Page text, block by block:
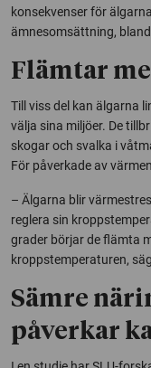
konsekvenser för
ämnesomsättning,
Flämtar
Till viss del kan älgarna
välja sina miljöer. De
skogar och svalka i
För påverkade av
– Älgarna blir
reglera sin
grader börjar de flämta
kroppstemperaturen,
Sämre
påverkar